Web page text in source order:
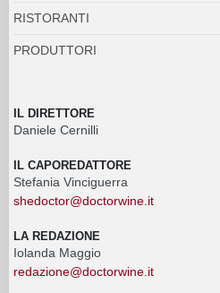
RISTORANTI
PRODUTTORI
IL DIRETTORE
Daniele Cernilli
IL CAPOREDATTORE
Stefania Vinciguerra
shedoctor@doctorwine.it
LA REDAZIONE
Iolanda Maggio
redazione@doctorwine.it